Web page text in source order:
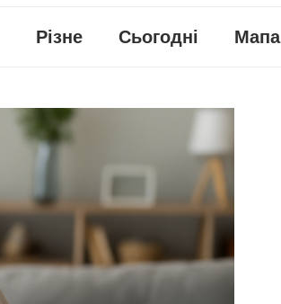
Різне Сьогодні Мапа